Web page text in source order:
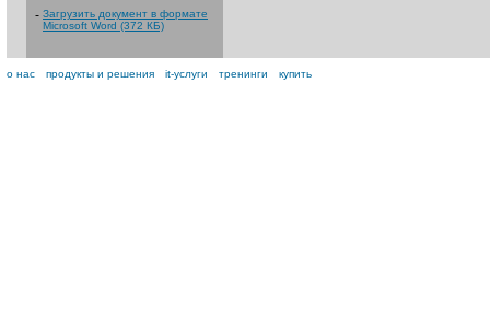
- Загрузить документ в формате
Microsoft Word (372 КБ)
о нас продукты и решения it-услуги тренинги купить